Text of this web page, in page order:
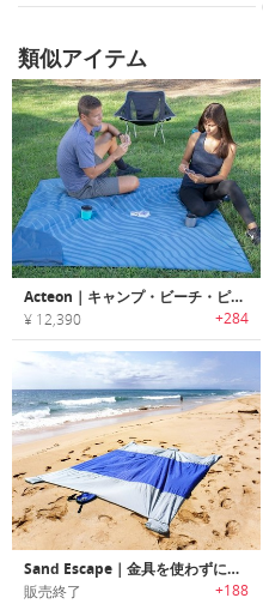
類似アイテム
Acteon｜キャンプ・ビーチ・ピクニックで活躍する8-in-1多機能ハイブリッドブランケット「アクテオン」
¥ 12,390 +284
Sand Escape｜金具を使わずに固定が可能なビーチブランケット「サンドエスケープ」
販売終了 +188